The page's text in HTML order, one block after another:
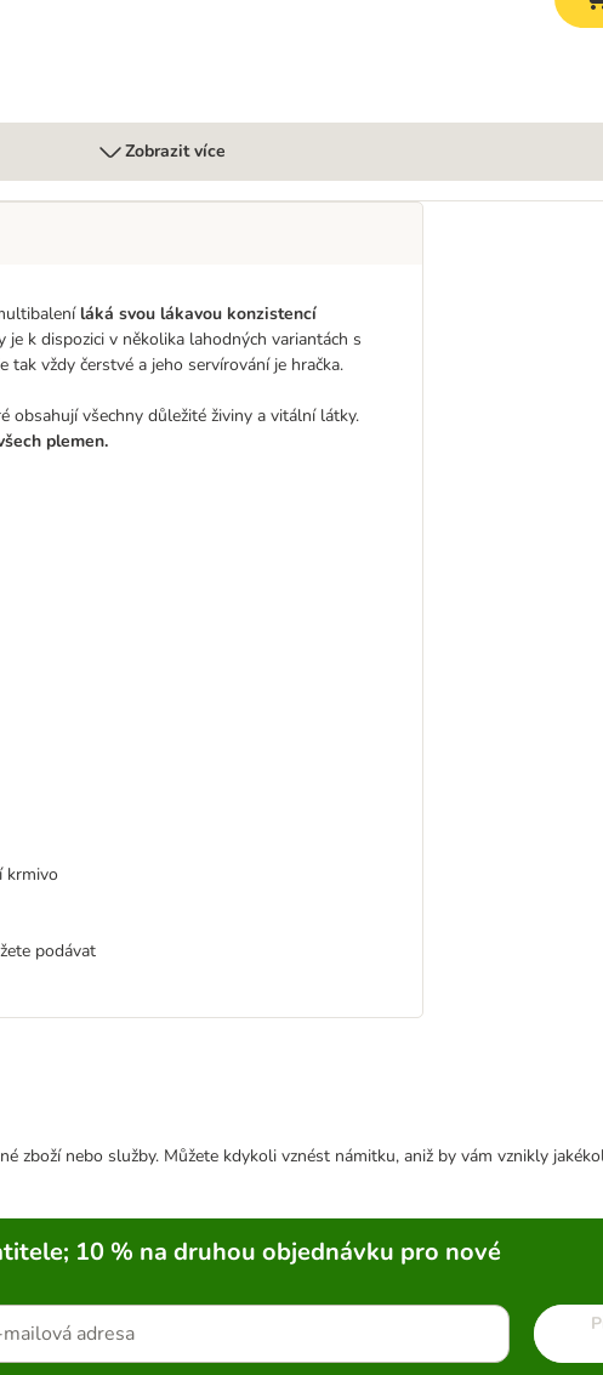
Zobrazit více
láká svou lákavou konzistencí
je k dispozici v několika lahodných variantách s
tak vždy čerstvé a jeho servírování je hračka.
obsahují všechny důležité živiny a vitální látky.
plemen.
krmivo
podávat
nebo služby. Můžete kdykoli vznést námitku, aniž by vám vznikly
10 % na druhou objednávku pro nové